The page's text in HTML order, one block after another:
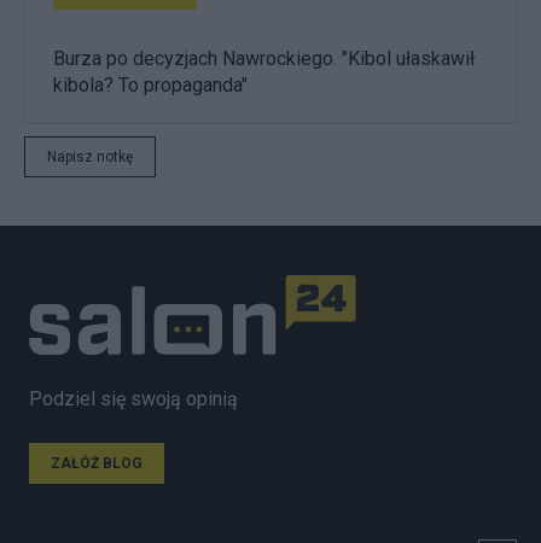
Burza po decyzjach Nawrockiego. "Kibol ułaskawił
kibola? To propaganda"
Napisz notkę
Podziel się swoją opinią
ZAŁÓŻ BLOG